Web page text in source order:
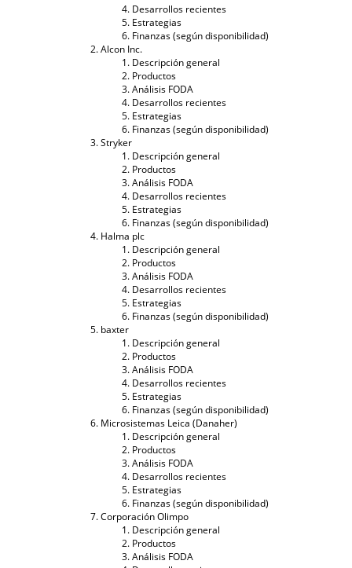
Desarrollos recientes
Estrategias
Finanzas (según disponibilidad)
Alcon Inc.
Descripción general
Productos
Análisis FODA
Desarrollos recientes
Estrategias
Finanzas (según disponibilidad)
Stryker
Descripción general
Productos
Análisis FODA
Desarrollos recientes
Estrategias
Finanzas (según disponibilidad)
Halma plc
Descripción general
Productos
Análisis FODA
Desarrollos recientes
Estrategias
Finanzas (según disponibilidad)
baxter
Descripción general
Productos
Análisis FODA
Desarrollos recientes
Estrategias
Finanzas (según disponibilidad)
Microsistemas Leica (Danaher)
Descripción general
Productos
Análisis FODA
Desarrollos recientes
Estrategias
Finanzas (según disponibilidad)
Corporación Olimpo
Descripción general
Productos
Análisis FODA